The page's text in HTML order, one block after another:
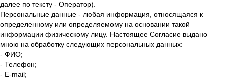
далее по тексту - Оператор).
Персональные данные - любая информация, относящаяся к
определенному или определяемому на основании такой
информации физическому лицу. Настоящее Согласие выдано
мною на обработку следующих персональных данных:
- ФИО;
- Телефон;
- E-mail;